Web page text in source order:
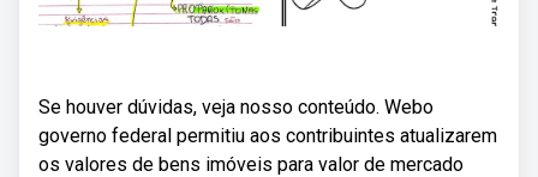
Se houver dúvidas, veja nosso conteúdo. Webo
governo federal permitiu aos contribuintes atualizarem
os valores de bens imóveis para valor de mercado